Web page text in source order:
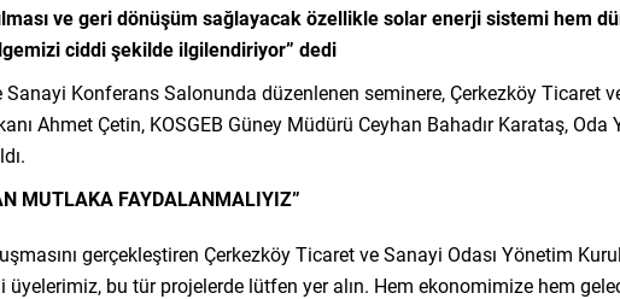
ve geri dönüşüm sağlayacak özellikle solar enerji sistemi hem
ciddi şekilde ilgilendiriyor” dedi
Sanayi Konferans Salonunda düzenlenen seminere, Çerkezköy Ticaret
Ahmet Çetin, KOSGEB Güney Müdürü Ceyhan Bahadır Karataş, Oda
MUTLAKA FAYDALANMALIYIZ”
gerçekleştiren Çerkezköy Ticaret ve Sanayi Odası Yönetim
üyelerimiz, bu tür projelerde lütfen yer alın. Hem ekonomimize hem